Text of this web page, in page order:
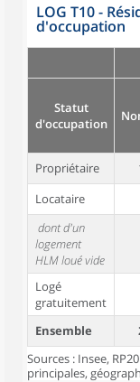
LOG T10 -
d'occupation
Statut
d'occupation
Propriétaire
Locataire
dont d'un
logement
HLM loué vide
Logé
gratuitement
Ensemble
Sources : Insee,
principales,